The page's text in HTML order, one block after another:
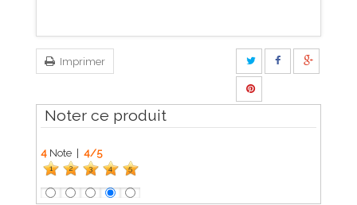
Imprimer
Noter ce produit
4 Note | 4/5
1 2 3 4 5